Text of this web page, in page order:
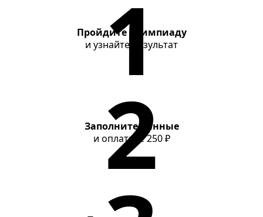
Пройдите олимпиаду
и узнайте результат
Заполните данные
и оплатите250 ₽